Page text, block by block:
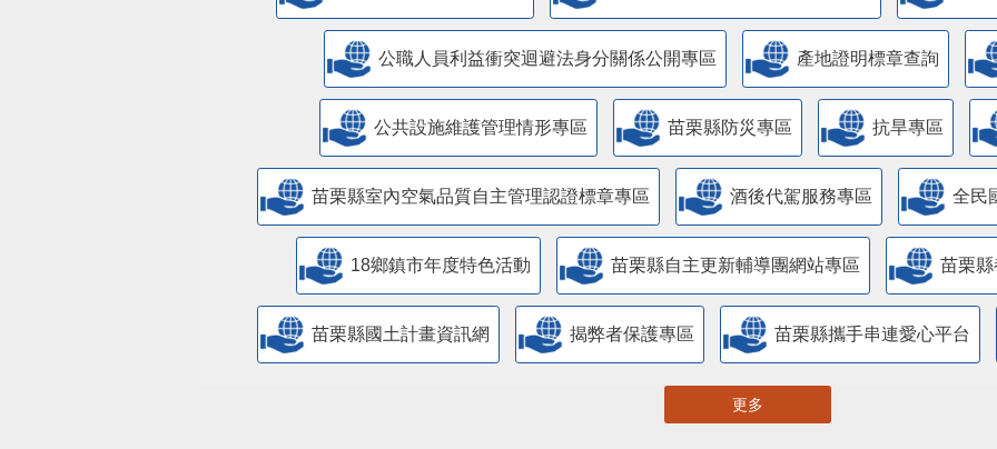
公職人員利益衝突迴避法身分關係公開專區 產地證明標章查詢
​公共設施維護管理情形專區 苗栗縣防災專區 抗旱專區
苗栗縣室內空氣品質自主管理認證標章專區 酒後代駕服務專區 全民
18鄉鎮市年度特色活動 苗栗縣自主更新輔導團網站專區 苗栗
苗栗縣國土計畫資訊網 揭弊者保護專區 苗栗縣攜手串連愛心平台
更多